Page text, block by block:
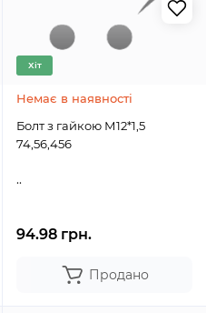
Хіт
Немає в наявності
Болт з гайкою М12*1,5
74,56,456
..
94.98 грн.
Продано